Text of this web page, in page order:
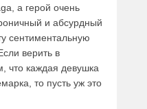
а герой очень
и абсурдный
сентиментальную
верить в
что каждая девушка
то пусть уж это